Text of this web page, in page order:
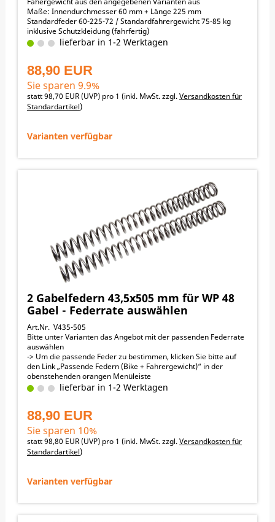
Maße: Innendurchmesser 60 mm + Länge 225 mm
Standardfeder 60-225-72 / Standardfahrergewicht 75-85 kg
inklusive Schutzkleidung (fahrfertig)
Fahrergewicht
65-75 kg -> 69 N/mm
75-85 kg -> 72 N/mm
85-95 kg -> 74 N/mm
95-105 kg -> 77 N/mm
105-115 kg -> 80 N/mm
lieferbar in 1-2 Werktagen
88,90 EUR
Sie sparen 9.9%
statt98,70 EUR(UVP) pro 1 (inkl. MwSt. zzgl.Versandkosten für
Standardartikel)
Varianten verfügbar
2 Gabelfedern 43,5x505 mm für WP 48
Gabel - Federrate auswählen
Art.Nr. V435-505
Bitte unter Varianten das Angebot mit der passenden Federrate
auswählen
-> Um die passende Feder zu bestimmen, klicken Sie bitte auf
den Link „Passende Federn (Bike + Fahrergewicht)“ in der
obenstehenden orangen Menüleiste
43,5 mm Außendurchmesser
KTM 125EXC 2005-2016
KTM 125SX 2004-2006
KTM 200EXC 2005-2016
KTM 250EXC 2005-2016
KTM 250EXC-F 2005-2016
KTM 300EXC 2005-2016
KTM 400EXC-F 2005-2016
KTM 450EXC-F 2005-2016
lieferbar in 1-2 Werktagen
88,90 EUR
Sie sparen 10%
statt98,80 EUR(UVP) pro 1 (inkl. MwSt. zzgl.Versandkosten für
Standardartikel)
Varianten verfügbar